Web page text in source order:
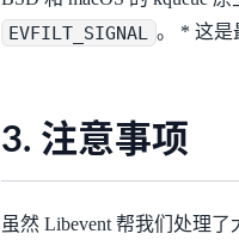
EVFILT_SIGNAL 。 * 这是
3. 注意事项
虽然 Libevent 帮我们处理